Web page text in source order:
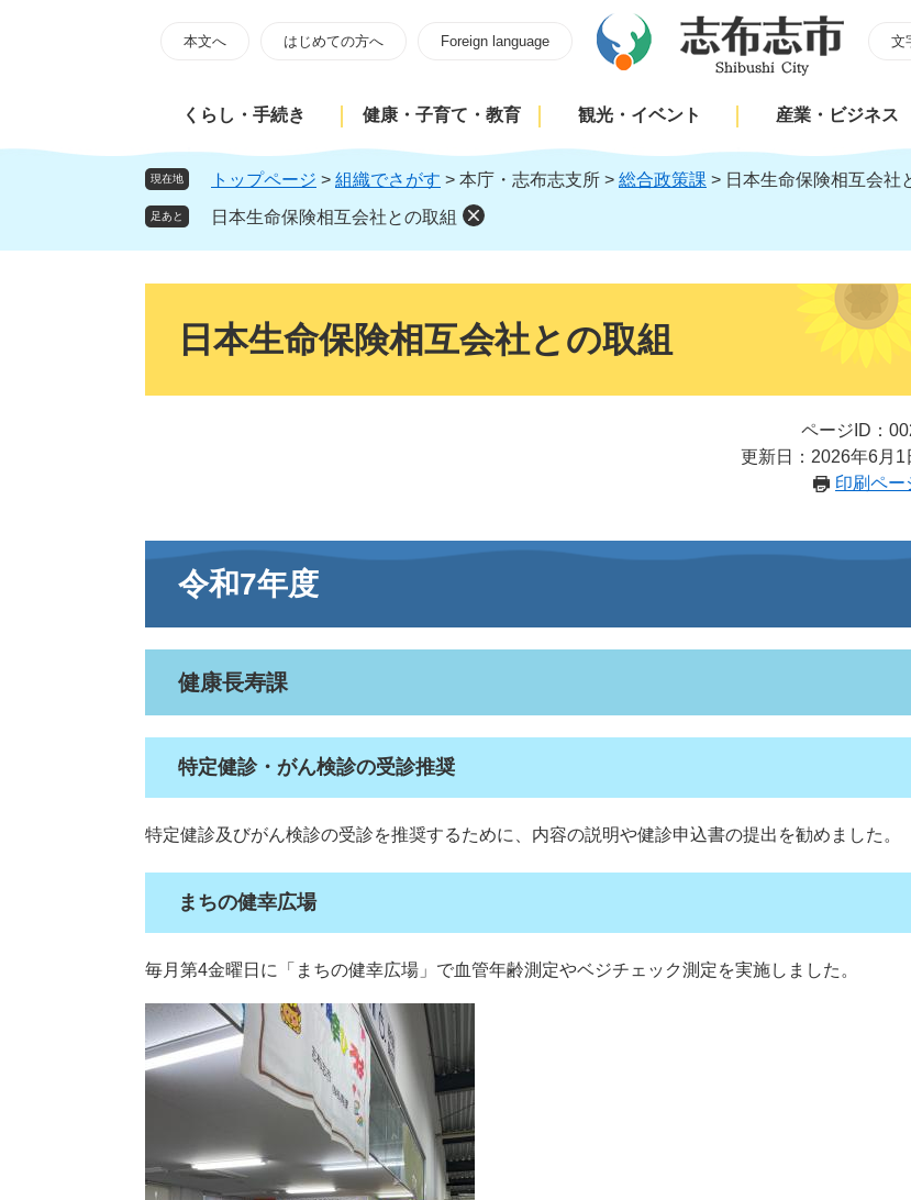
頭
飛
本
本文へ はじめての方へ Foreign language 文
くらし・手続き 健康・子育て・教育 観光・イベント 産業・ビジネス
現在地 トップページ > 組織でさがす > 本庁・志布志支所 > 総合政策課 > 日本生命保険相互会社
足あと 日本生命保険相互会社との取組
日本生命保険相互会社との取組
ページID：
更新日：2026年6月1
印刷ペー
令和7年度
健康長寿課
特定健診・がん検診の受診推奨
特定健診及びがん検診の受診を推奨するために、内容の説明や健診申込書の提出を勧めました。
まちの健幸広場
毎月第4金曜日に「まちの健幸広場」で血管年齢測定やベジチェック測定を実施しました。